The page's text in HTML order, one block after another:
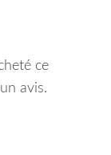
ce
avis.